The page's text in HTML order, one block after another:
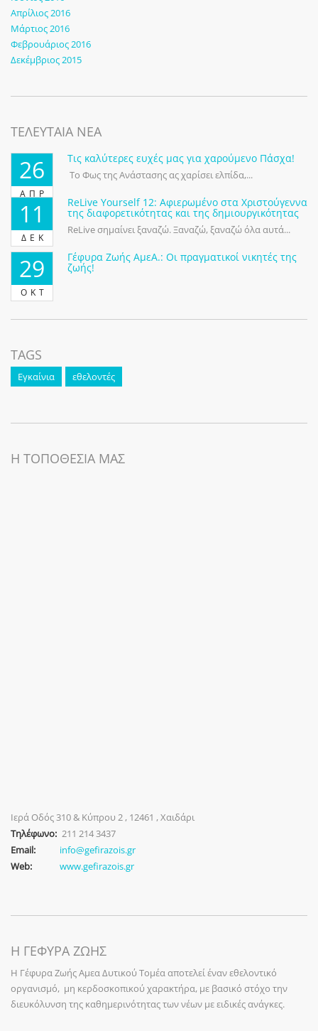
Απρίλιος 2016
Μάρτιος 2016
Φεβρουάριος 2016
Δεκέμβριος 2015
ΤΕΛΕΥΤΑΙΑ ΝΕΑ
26
ΑΠΡ
Τις καλύτερες ευχές μας για χαρούμενο Πάσχα!
Το Φως της Ανάστασης ας χαρίσει ελπίδα,...
11
ΔΕΚ
ReLive Yourself 12: Αφιερωμένο στα Χριστούγεννα
της διαφορετικότητας και της δημιουργικότητας
ReLive σημαίνει ξαναζώ. Ξαναζώ, ξαναζώ όλα αυτά...
29
ΟΚΤ
Γέφυρα Ζωής ΑμεΑ.: Οι πραγματικοί νικητές της
ζωής!
TAGS
Εγκαίνια εθελοντές
Η ΤΟΠΟΘΕΣΙΑ ΜΑΣ
Ιερά Οδός 310 & Κύπρου 2 , 12461 , Χαιδάρι
Τηλέφωνο:211 214 3437
Email:
info@gefirazois.gr
Web:
www.gefirazois.gr
Η ΓΕΦΥΡΑ ΖΩΗΣ
Η Γέφυρα Ζωής Αμεα Δυτικού Τομέα αποτελεί έναν εθελοντικό
οργανισμό, μη κερδοσκοπικού χαρακτήρα, με βασικό στόχο την
διευκόλυνση της καθημερινότητας των νέων με ειδικές ανάγκες.